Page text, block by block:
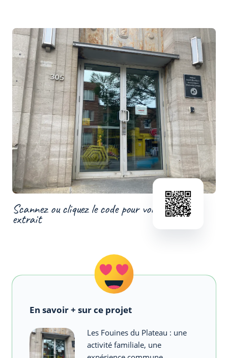
Scannez ou cliquez le code pour voir un
extrait
En savoir + sur ce projet
Les Fouines du Plateau : une
activité familiale, une